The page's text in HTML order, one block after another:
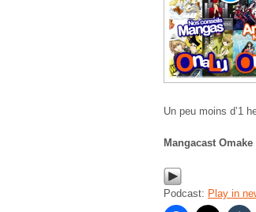
Un peu moins d’1
Mangacast Omake
Podcast: Play in